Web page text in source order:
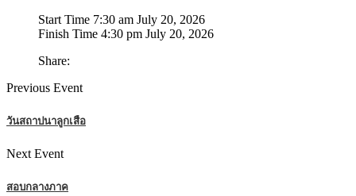
Start Time 7:30 am July 20, 2026
Finish Time 4:30 pm July 20, 2026
Share:
Previous Event
วันสถาปนาลูกเสือ
Next Event
สอบกลางภาค